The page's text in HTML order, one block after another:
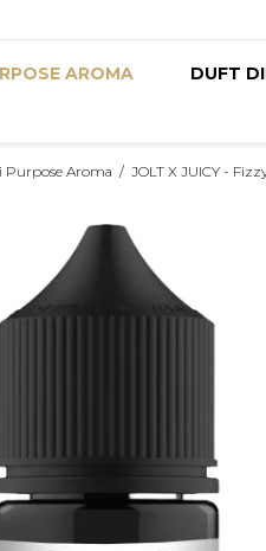
AROMA DUFT
Purpose Aroma / JOLT X JUICY -